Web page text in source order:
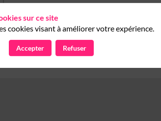
XT
Aviation NXT
Spécialiste défense
sur ce site
cookies visant à améliorer votre expérience.
Accepter Refuser